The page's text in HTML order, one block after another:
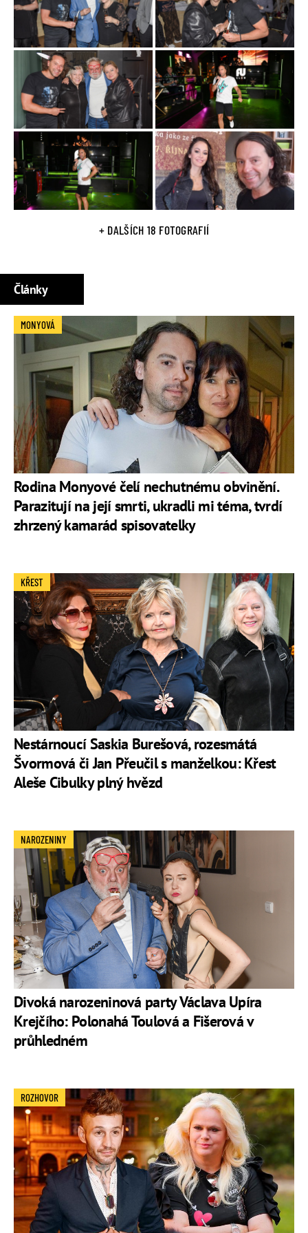
Snažil se prosadit i jakozpěvák(vydal dvě sólová alba v ČR
a jedno na Slovensku).
Napsal řadu knih, např.Byl jsem bulvárním novinářem,
CitovrahneboTrojka.
V lednu 2023 se objevil ve vyhroceném pořadu VIP
Prostřeno! na TV Prima.
Osobní život
Ustál dvě vážnéautohavárie , jeden pokus ovraždua
opakovaně koketovalse sebevražednýmimyšlenkami.
Oficiální profil na Instagramu
+ DALŠÍCH 18 FOTOGRAFIÍ
Články
Rodina Monyové čelí nechutnému obvinění.
Parazitují na její smrti, ukradli mi téma, tvrdí
zhrzený kamarád spisovatelky
MONYOVÁ
Nestárnoucí Saskia Burešová, rozesmátá
Švormová či Jan Přeučil s manželkou: Křest
Aleše Cibulky plný hvězd
KŘEST
Divoká narozeninová party Václava Upíra
Krejčího: Polonahá Toulová a Fišerová v
průhledném
NAROZENINY
ROZHOVOR